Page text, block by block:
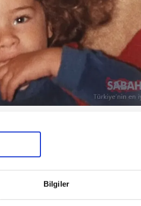
Bilgiler
sıkça söz ettiren ünlü bir
fotoğrafını takipçilerinin
gören paylaşım, sosyal